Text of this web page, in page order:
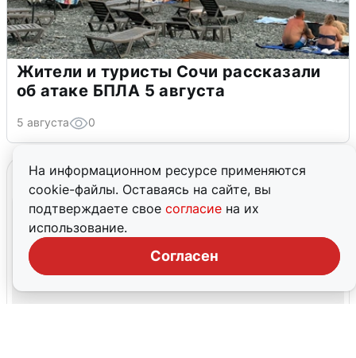
На информационном ресурсе применяются
cookie-файлы. Оставаясь на сайте, вы
подтверждаете свое согласие на их
использование.
Согласен
Жители и туристы Сочи рассказали
об атаке БПЛА 5 августа
5 августа 0